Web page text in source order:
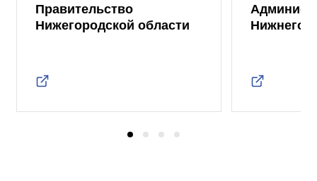
Правительство
Нижегородской области
Нижнего